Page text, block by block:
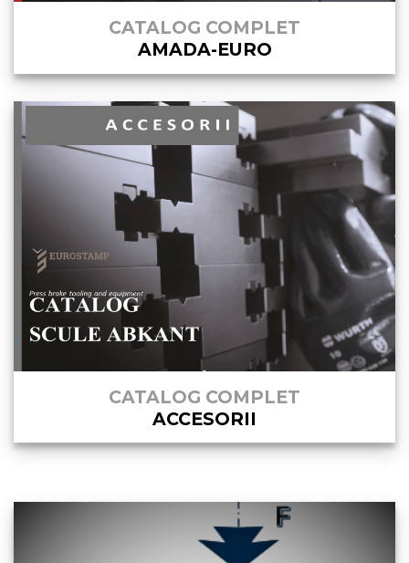
CATALOG COMPLET
AMADA-EURO
CATALOG COMPLET
ACCESORII